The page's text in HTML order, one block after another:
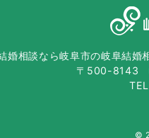
婚相談なら岐阜市の岐阜結婚
〒500-8143
©